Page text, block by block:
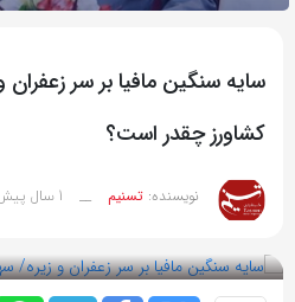
سایه سنگین مافیا بر سر
کشاورز چقدر است؟
نویسنده: تسنیم __ 1 سال پیش